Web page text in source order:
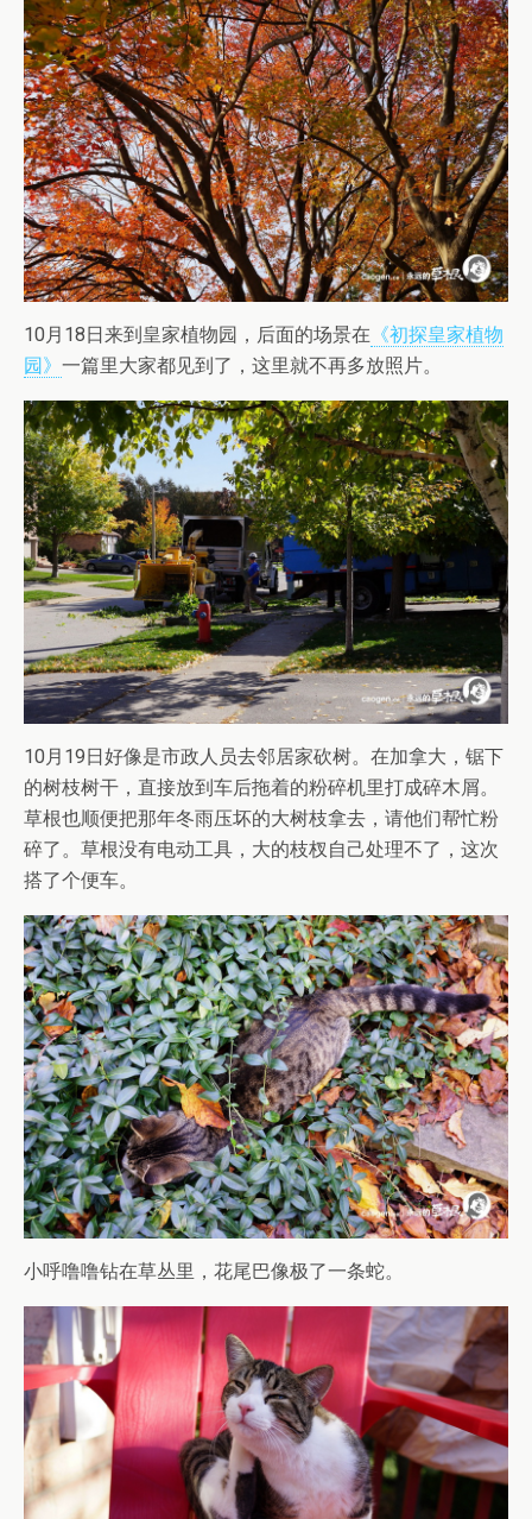
10月18日来到皇家植物园，后面的场景在 《初探皇家植物
园》 一篇里大家都见到了，这里就不再多放照片。
10月19日好像是市政人员去邻居家砍树。在加拿大，锯下
的树枝树干，直接放到车后拖着的粉碎机里打成碎木屑。
草根也顺便把那年冬雨压坏的大树枝拿去，请他们帮忙粉
碎了。草根没有电动工具，大的枝杈自己处理不了，这次
搭了个便车。
小呼噜噜钻在草丛里，花尾巴像极了一条蛇。